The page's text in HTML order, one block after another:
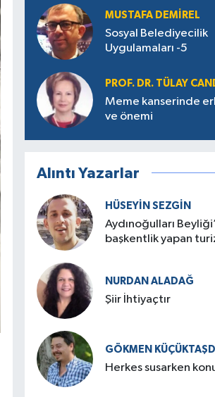
MUSTAFA DEMIREL
Sosyal Belediyecilik
Uygulamaları -5
PROF. DR. TÜLAY
Meme kanserinde
ve önemi
Alıntı Yazarlar
HÜSEYIN SEZGIN
Aydınoğulları
başkentlik yapan
NURDAN ALADAĞ
Şiir
GÖKMEN
Herkes susarken